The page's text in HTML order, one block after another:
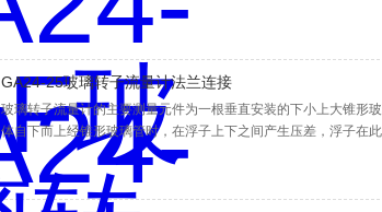
子所受的浮力及粘性升力与浮子的重力相等时，浮子处于平衡位
流量与浮子上升高度，即与玻璃转子流量计的流通面积之间存在
作为流量量度。
GA24-25玻璃转子流量计法兰连接
玻璃转子流量计的主要测量元件为一根垂直安装的下小上大锥形
体自下而上经锥形玻璃管时，在浮子上下之间产生压差，浮子在
子所受的浮力及粘性升力与浮子的重力相等时，浮子处于平衡位
流量与浮子上升高度，即与玻璃转子流量计的流通面积之间存在
作为流量量度。